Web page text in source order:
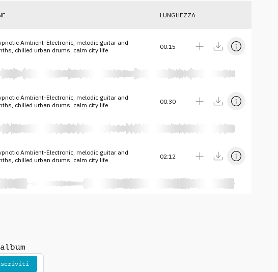
LUNGHEZZA
Ambient-Electronic, melodic guitar and
chilled urban drums, calm city life
00:15
Ambient-Electronic, melodic guitar and
chilled urban drums, calm city life
00:30
Ambient-Electronic, melodic guitar and
chilled urban drums, calm city life
02:12